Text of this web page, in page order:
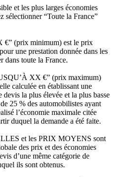
et les plus larges économies
sélectionner “Toute la France”
(prix minimum) est le prix
une prestation donnée dans les
dans toute la France.
XX €” (prix maximum)
calculée en établissant une
la plus élevée et la plus basse
25 % des automobilistes ayant
l’économie maximale citée
duquel la demande a été faite.
et les PRIX MOYENS sont
des prix et des économies
d’une même catégorie de
ils sont obtenus.